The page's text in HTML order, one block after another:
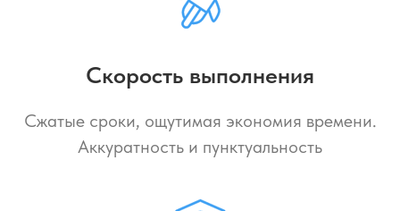
Скорость выполнения
Сжатые сроки, ощутимая экономия времени.
Аккуратность и пунктуальность